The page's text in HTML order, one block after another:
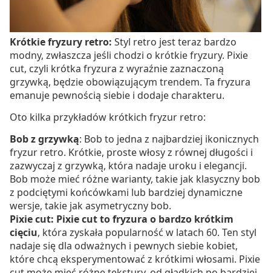
Krótkie fryzury retro: Styl retro jest teraz bardzo
modny, zwłaszcza jeśli chodzi o krótkie fryzury. Pixie
cut, czyli krótka fryzura z wyraźnie zaznaczoną
grzywką, będzie obowiązującym trendem. Ta fryzura
emanuje pewnością siebie i dodaje charakteru.
Oto kilka przykładów krótkich fryzur retro:
Bob z grzywką: Bob to jedna z najbardziej ikonicznych
fryzur retro. Krótkie, proste włosy z równej długości i
zazwyczaj z grzywką, która nadaje uroku i elegancji.
Bob może mieć różne warianty, takie jak klasyczny bob
z podciętymi końcówkami lub bardziej dynamiczne
wersje, takie jak asymetryczny bob.
Pixie cut: Pixie cut to fryzura o bardzo krótkim
cięciu, która zyskała popularność w latach 60. Ten styl
nadaje się dla odważnych i pewnych siebie kobiet,
które chcą eksperymentować z krótkimi włosami. Pixie